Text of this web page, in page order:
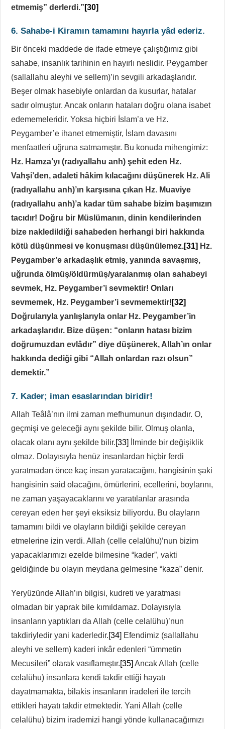
etmemiş” derlerdi.” [30]
6. Sahabe-i Kiramın tamamını hayırla yâd ederiz.
Bir önceki maddede de ifade etmeye çalıştığımız gibi
sahabe, insanlık tarihinin en hayırlı neslidir. Peygamber
(sallallahu aleyhi ve sellem)’in sevgili arkadaşlarıdır.
Beşer olmak hasebiyle onlardan da kusurlar, hatalar
sadır olmuştur. Ancak onların hataları doğru olana isabet
edememeleridir. Yoksa hiçbiri İslam’a ve Hz.
Peygamber’e ihanet etmemiştir, İslam davasını
menfaatleri uğruna satmamıştır. Bu konuda mihengimiz:
Hz. Hamza’yı (radıyallahu anh) şehit eden Hz.
Vahşi’den, adaleti hâkim kılacağını düşünerek Hz. Ali
(radıyallahu anh)’ın karşısına çıkan Hz. Muaviye
(radıyallahu anh)’a kadar tüm sahabe bizim başımızın
tacıdır! Doğru bir Müslümanın, dinin kendilerinden
bize nakledildiği sahabeden herhangi biri hakkında
kötü düşünmesi ve konuşması düşünülemez.[31] Hz.
Peygamber’e arkadaşlık etmiş, yanında savaşmış,
uğrunda ölmüş/öldürmüş/yaralanmış olan sahabeyi
sevmek, Hz. Peygamber’i sevmektir! Onları
sevmemek, Hz. Peygamber’i sevmemektir! [32]
Doğrularıyla yanlışlarıyla onlar Hz. Peygamber’in
arkadaşlarıdır. Bize düşen: “onların hatası bizim
doğrumuzdan evlâdır” diye düşünerek, Allah’ın onlar
hakkında dediği gibi “Allah onlardan razı olsun”
demektir.”
7. Kader; iman esaslarından biridir!
Allah Teâlâ’nın ilmi zaman mefhumunun dışındadır. O,
geçmişi ve geleceği aynı şekilde bilir. Olmuş olanla,
olacak olanı aynı şekilde bilir.[33]
İlminde bir değişiklik
olmaz. Dolayısıyla henüz insanlardan hiçbir ferdi
yaratmadan önce kaç insan yaratacağını, hangisinin şaki
hangisinin said olacağını, ömürlerini, ecellerini, boylarını,
ne zaman yaşayacaklarını ve yaratılanlar arasında
cereyan eden her şeyi eksiksiz biliyordu. Bu olayların
tamamını bildi ve olayların bildiği şekilde cereyan
etmelerine izin verdi. Allah (celle celalühu)’nun bizim
yapacaklarımızı ezelde bilmesine “kader”, vakti
geldiğinde bu olayın meydana gelmesine “kaza” denir.
Yeryüzünde Allah’ın bilgisi, kudreti ve yaratması
olmadan bir yaprak bile kımıldamaz. Dolayısıyla
insanların yaptıkları da Allah (celle celalühu)’nun
takdiriyledir yani kaderledir.[34] Efendimiz (sallallahu
aleyhi ve sellem) kaderi inkâr edenleri “ümmetin
Mecusileri” olarak vasıflamıştır.[35] Ancak Allah (celle
celalühu) insanlara kendi takdir ettiği hayatı
dayatmamakta, bilakis insanların iradeleri ile tercih
ettikleri hayatı takdir etmektedir. Yani Allah (celle
celalühu) bizim irademizi hangi yönde kullanacağımızı